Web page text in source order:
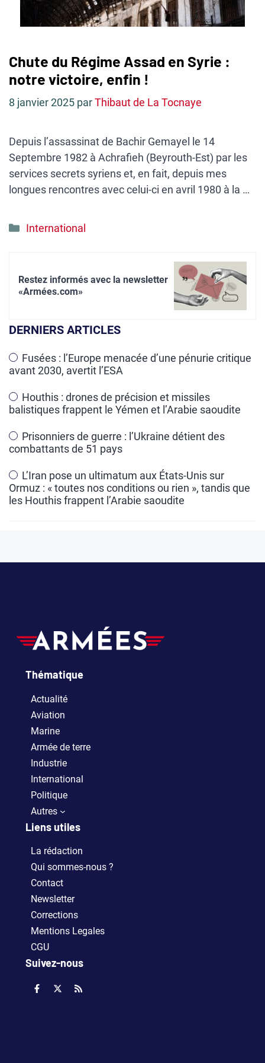
Chute du Régime Assad en Syrie :
notre victoire, enfin !
8 janvier 2025 parThibaut de La Tocnaye
Depuis l’assassinat de Bachir Gemayel le 14
Septembre 1982 à Achrafieh (Beyrouth-Est) par les
services secrets syriens et, en fait, depuis mes
longues rencontres avec celui-ci en avril 1980 à la …
Catégories
International
Restez informés avec la newsletter
«Armées.com»
DERNIERS ARTICLES
Fusées : l’Europe menacée d’une pénurie critique
avant 2030, avertit l’ESA
Houthis : drones de précision et missiles
balistiques frappent le Yémen et l’Arabie saoudite
Prisonniers de guerre : l’Ukraine détient des
combattants de 51 pays
L’Iran pose un ultimatum aux États-Unis sur
Ormuz : « toutes nos conditions ou rien », tandis que
les Houthis frappent l’Arabie saoudite
Thématique
Actualité
Aviation
Marine
Armée de terre
Industrie
International
Politique
Autres
Liens utiles
La rédaction
Qui sommes-nous ?
Contact
Newsletter
Corrections
Mentions Legales
CGU
Suivez-nous